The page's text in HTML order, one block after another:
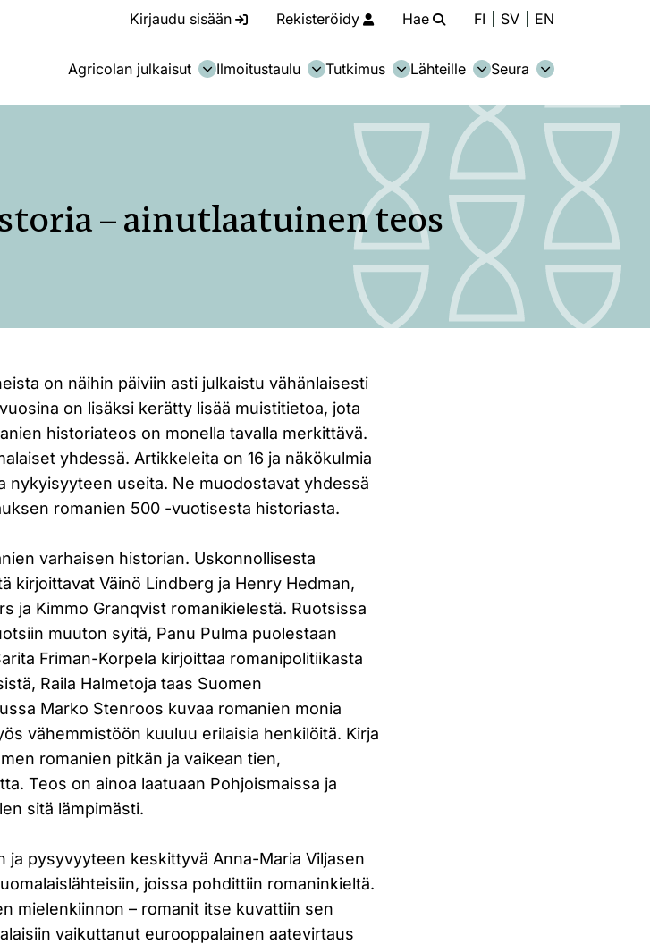
Kirjaudu sisään Rekisteröidy Hae FI SV EN
Agricolan julkaisut Ilmoitustaulu Tutkimus Lähteille Seura
– ainutlaatuinen teos
on näihin päiviin asti julkaistu vähänlaisesti
on lisäksi kerätty lisää muistitietoa, jota
historiateos on monella tavalla merkittävä.
yhdessä. Artikkeleita on 16 ja näkökulmia
nykyisyyteen useita. Ne muodostavat yhdessä
romanien 500 -vuotisesta historiasta.
varhaisen historian. Uskonnollisesta
kirjoittavat Väinö Lindberg ja Henry Hedman,
ja Kimmo Granqvist romanikielestä. Ruotsissa
muuton syitä, Panu Pulma puolestaan
Friman-Korpela kirjoittaa romanipolitiikasta
Raila Halmetoja taas Suomen
Marko Stenroos kuvaa romanien monia
vähemmistöön kuuluu erilaisia henkilöitä. Kirja
romanien pitkän ja vaikean tien,
Teos on ainoa laatuaan Pohjoismaissa ja
sitä lämpimästi.
pysyvyyteen keskittyvä Anna-Maria Viljasen
joissa pohdittiin romaninkieltä.
mielenkiinnon – romanit itse kuvattiin sen
vaikuttanut eurooppalainen aatevirtaus